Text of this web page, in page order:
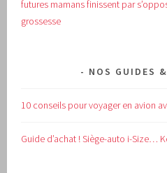
futures mamans finissent par
grossesse
NOS GUIDES
10 conseils pour voyager en avion
Guide d’achat !Siège-auto i-Size…